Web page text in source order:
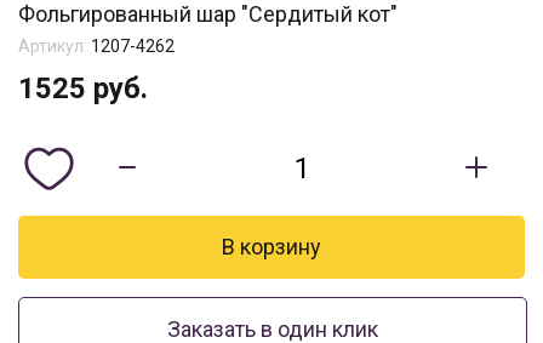
Фольгированный шар "Сердитый кот"
Артикул: 1207-4262
1525 руб.
Заказать в один клик